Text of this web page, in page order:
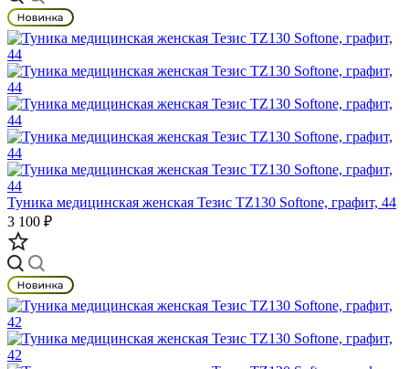
Туника медицинская женская Тезис TZ130 Softone, графит, 44
3 100 ₽